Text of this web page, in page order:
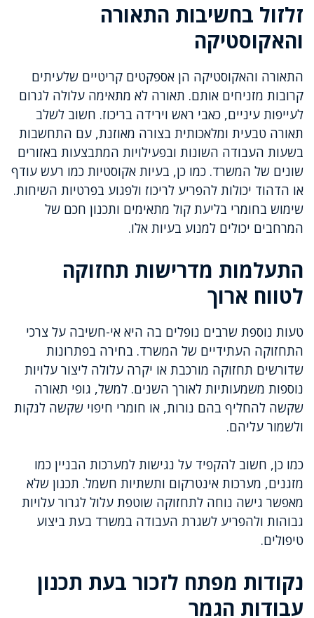
זלזול בחשיבות התאורה
והאקוסטיקה
התאורה והאקוסטיקה הן אספקטים קריטיים שלעיתים
קרובות מזניחים אותם. תאורה לא מתאימה עלולה לגרום
לעייפות עיניים, כאבי ראש וירידה בריכוז. חשוב לשלב
תאורה טבעית ומלאכותית בצורה מאוזנת, עם התחשבות
בשעות העבודה השונות ובפעילויות המתבצעות באזורים
שונים של המשרד. כמו כן, בעיות אקוסטיות כמו רעש עודף
או הדהוד יכולות להפריע לריכוז ולפגוע בפרטיות השיחות.
שימוש בחומרי בליעת קול מתאימים ותכנון חכם של
המרחבים יכולים למנוע בעיות אלו.
התעלמות מדרישות תחזוקה
לטווח ארוך
טעות נוספת שרבים נופלים בה היא אי-חשיבה על צרכי
התחזוקה העתידיים של המשרד. בחירה בפתרונות
שדורשים תחזוקה מורכבת או יקרה עלולה ליצור עלויות
נוספות משמעותיות לאורך השנים. למשל, גופי תאורה
שקשה להחליף בהם נורות, או חומרי חיפוי שקשה לנקות
ולשמור עליהם.
כמו כן, חשוב להקפיד על נגישות למערכות הבניין כמו
מזגנים, מערכות אינטרקום ותשתיות חשמל. תכנון שלא
מאפשר גישה נוחה לתחזוקה שוטפת עלול לגרור עלויות
גבוהות ולהפריע לשגרת העבודה במשרד בעת ביצוע
טיפולים.
נקודות מפתח לזכור בעת תכנון
עבודות הגמר